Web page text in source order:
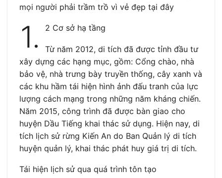
mọi người phải trầm trồ vì vẻ đẹp tại đây
1. 2 Cơ sở hạ tầng
Từ năm 2012, di tích đã được tỉnh đầu tư
xây dựng các hạng mục, gồm: Cổng chào, nhà
bảo vệ, nhà trưng bày truyền thống, cây xanh và
các khu hầm tái hiện hình ảnh đấu tranh của lực
lượng cách mạng trong những năm kháng chiến.
Năm 2015, công trình đã được bàn giao cho
huyện Dầu Tiếng khai thác sử dụng. Hiện nay, di
tích lịch sử rừng Kiến An do Ban Quản lý di tích
huyện quản lý, khai thác phát huy giá trị di tích.
Tái hiện lịch sử qua quá trình tôn tạo